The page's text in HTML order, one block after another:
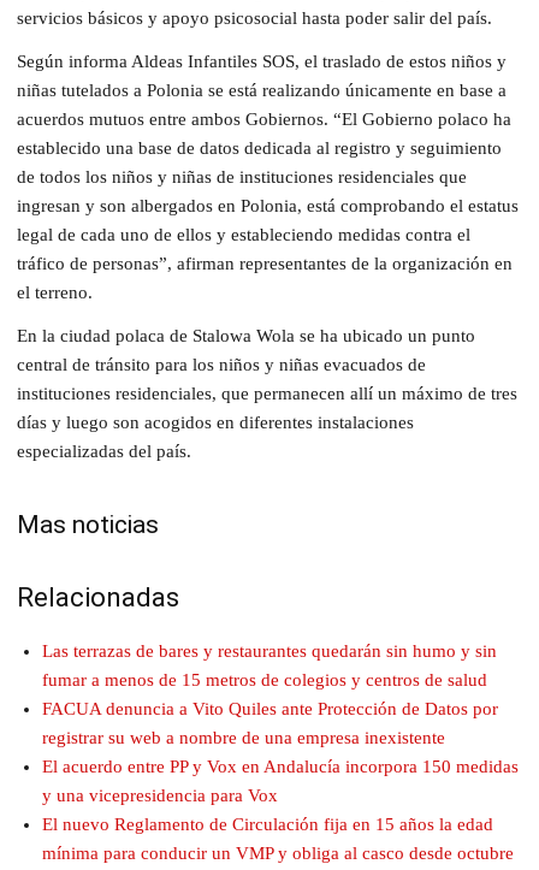
servicios básicos y apoyo psicosocial hasta poder salir del país.
Según informa Aldeas Infantiles SOS, el traslado de estos niños y
niñas tutelados a Polonia se está realizando únicamente en base a
acuerdos mutuos entre ambos Gobiernos. “El Gobierno polaco ha
establecido una base de datos dedicada al registro y seguimiento
de todos los niños y niñas de instituciones residenciales que
ingresan y son albergados en Polonia, está comprobando el estatus
legal de cada uno de ellos y estableciendo medidas contra el
tráfico de personas”, afirman representantes de la organización en
el terreno.
En la ciudad polaca de Stalowa Wola se ha ubicado un punto
central de tránsito para los niños y niñas evacuados de
instituciones residenciales, que permanecen allí un máximo de tres
días y luego son acogidos en diferentes instalaciones
especializadas del país.
Mas noticias
Relacionadas
Las terrazas de bares y restaurantes quedarán sin humo y sin
fumar a menos de 15 metros de colegios y centros de salud
FACUA denuncia a Vito Quiles ante Protección de Datos por
registrar su web a nombre de una empresa inexistente
El acuerdo entre PP y Vox en Andalucía incorpora 150 medidas
y una vicepresidencia para Vox
El nuevo Reglamento de Circulación fija en 15 años la edad
mínima para conducir un VMP y obliga al casco desde octubre